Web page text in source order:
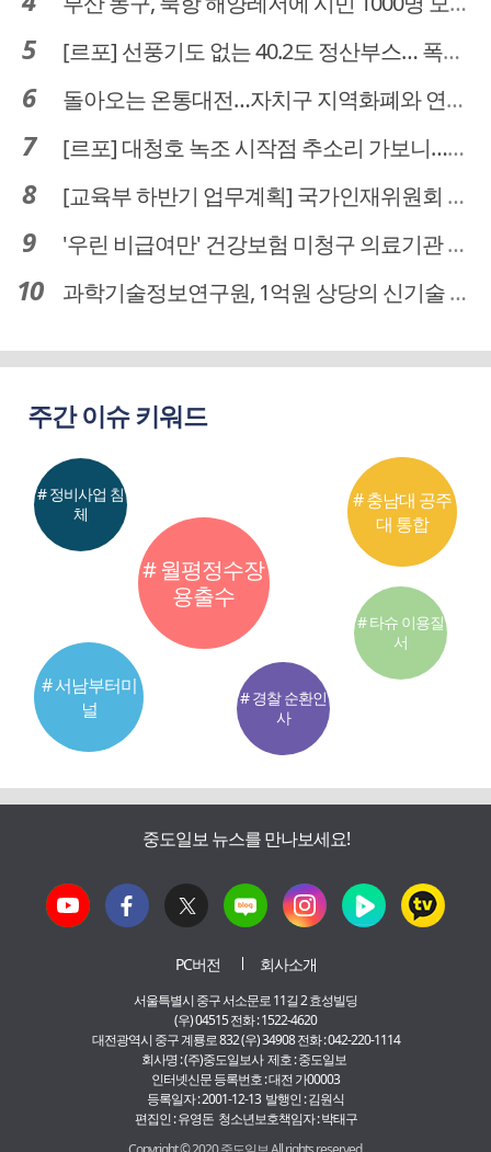
[르포] 선풍기도 없는 40.2도 정산부스… 폭염 속 공영주차장 근로자
돌아오는 온통대전…자치구 지역화폐와 연계·통합 가능할까
[르포] 대청호 녹조 시작점 추소리 가보니…걷어내도 짙은 초록빛
[교육부 하반기 업무계획] 국가인재위원회 신설… 거점국립대 3곳 성장엔진·AI 분야 패키지 지원
'우린 비급여만' 건강보험 미청구 의료기관 대전 65곳 충남 31곳
과학기술정보연구원, 1억원 상당의 신기술 기업 이전 완료
주간 이슈 키워드
# 월평정수장
용출수
# 서남부터미
널
# 충남대 공주
대 통합
# 정비사업 침
체
# 경찰 순환인
사
# 타슈 이용질
서
중도일보 뉴스를 만나보세요!
PC버전 회사소개
서울특별시 중구 서소문로 11길 2 효성빌딩
(우) 04515 전화 : 1522-4620
대전광역시 중구 계룡로 832 (우) 34908 전화 : 042-220-1114
회사명 : (주)중도일보사 제호 : 중도일보
인터넷신문 등록번호 : 대전 가00003
등록일자 : 2001-12-13 발행인 : 김원식
편집인 : 유영돈 청소년보호책임자 : 박태구